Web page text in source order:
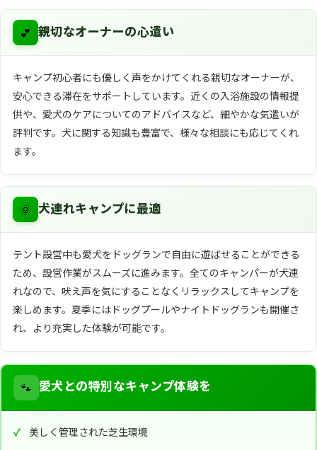
💕 親切なオーナーの心遣い
キャンプ初心者にも優しく声をかけてくれる親切なオーナーが、
安心できる滞在をサポートしています。近くの入浴施設の情報提
供や、愛犬のケアについてのアドバイスなど、細やかな気遣いが
評判です。犬に関する知識も豊富で、様々な相談にも応じてくれ
ます。
🌞 犬連れキャンプに最適
テント設営中も愛犬をドッグランで自由に遊ばせることができる
ため、設営作業がスムーズに進みます。全てのキャンパーが犬連
れなので、吠え声を気にすることなくリラックスしてキャンプを
楽しめます。夏季にはドッグプールやナイトドッグランも開催さ
れ、より充実した体験が可能です。
🐾 愛犬との特別なキャンプ体験を
美しく管理された芝生環境